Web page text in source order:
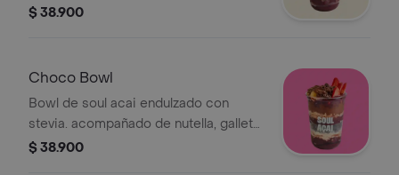
chía pudding, crema de almendras,
$ 38.900
Choco Bowl
Bowl de soul acai endulzado con
stevia. acompañado de nutella, galleta
oreo triturada, chips chocolate
$ 38.900